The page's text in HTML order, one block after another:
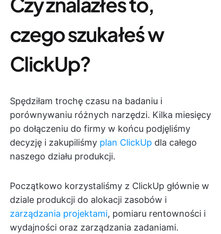
czego szukałeś w
ClickUp?
Spędziłam trochę czasu na badaniu i
porównywaniu różnych narzędzi. Kilka miesięcy
po dołączeniu do firmy w końcu podjęliśmy
decyzję i zakupiliśmy plan ClickUp dla całego
naszego działu produkcji.
Początkowo korzystaliśmy z ClickUp głównie w
dziale produkcji do alokacji zasobów i
zarządzania projektami, pomiaru rentowności i
wydajności oraz zarządzania zadaniami.